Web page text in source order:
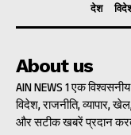
देश
About us
AIN NEWS 1 एक
विदेश, राजनीति, व्यापार,
और सटीक खबरें प्रदान